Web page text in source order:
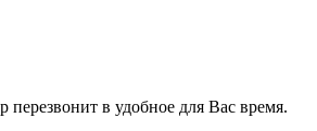
в удобное для Вас время.